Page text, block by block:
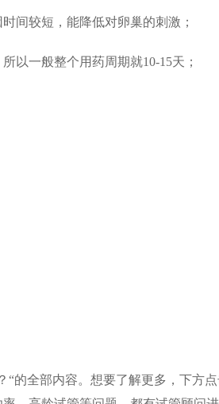
间较短，能降低对卵巢的刺激；
以一般整个用药周期就10-15天；
“的全部内容。想要了解更多，下方